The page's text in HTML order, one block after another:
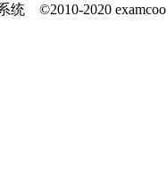
统 ©2010-2020 examcoo